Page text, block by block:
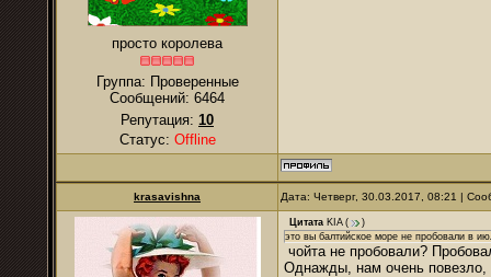
просто королева
Группа: Проверенные
Сообщений: 6464
Репутация: 10
Статус: Offline
krasavishna Дата: Четверг, 30.03.2017, 08:21 |
Цитата KIA(
)
это вы балтийское море не пробовали в
чойта не пробовали?
Однажды, нам очень повезло,